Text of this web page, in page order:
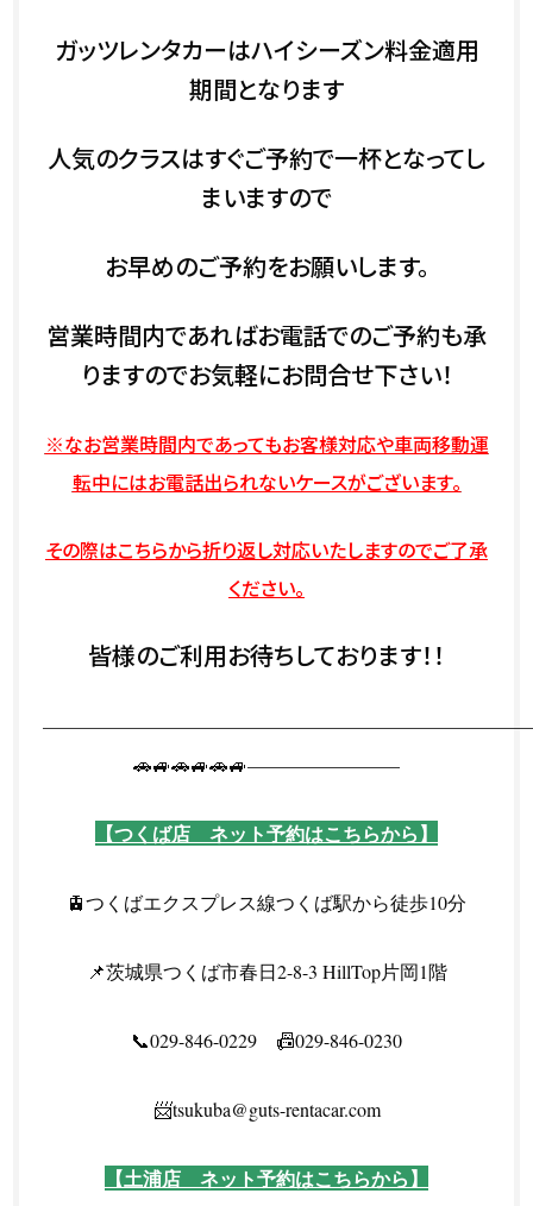
ガッツレンタカーはハイシーズン料金適用
期間となります
人気のクラスはすぐご予約で一杯となってし
まいますので
お早めのご予約をお願いします。
営業時間内であればお電話でのご予約も承
りますのでお気軽にお問合せ下さい！
※なお営業時間内であってもお客様対応や車両移動運
転中にはお電話出られないケースがございます。
その際はこちらから折り返し対応いたしますのでご了承
ください。
皆様のご利用お待ちしております！！
🚗🚙🚗🚙🚗🚙————————
【つくば店 ネット予約はこちらから】
🚊つくばエクスプレス線つくば駅から徒歩10分
📌茨城県つくば市春日2-8-3 HillTop片岡1階
📞029-846-0229 📠029-846-0230
📨tsukuba@guts-rentacar.com
【土浦店 ネット予約はこちらから】